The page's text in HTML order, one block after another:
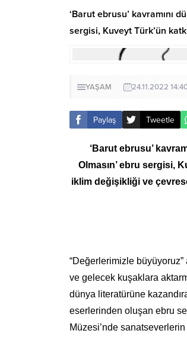
‘Barut ebrusu’ kavramını
sergisi, Kuveyt Türk’ün
YAŞAM 24.11.2022
Paylaş Tweetle
‘Barut ebrusu’
Olmasın’ ebru sergisi,
iklim değişikliği ve
“Değerlerimizle
ve gelecek kuşaklara
dünya literatürüne
eserlerinden oluşan ebru
Müzesi’nde